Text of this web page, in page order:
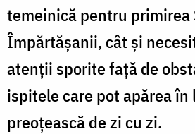
temeinică pentru primirea
Împărtășanii, cât și
atenții sporite față de
ispitele care pot apărea în
preoțească de zi cu zi.